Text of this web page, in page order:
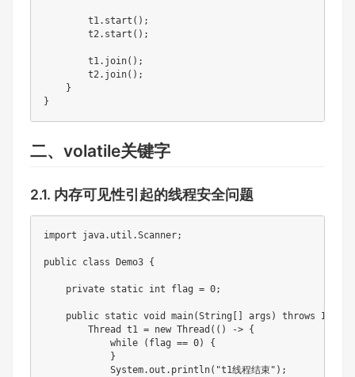
        t1.start();
        t2.start();
        t1.join();
        t2.join();
    }
}
二、volatile关键字
2.1. 内存可见性引起的线程安全问题
import java.util.Scanner;
public class Demo3 {
    private static int flag = 0;
public static void main(String[] args) throws
        Thread t1 = new Thread(() -> {
            while (flag == 0) {
            }
            System.out.println("t1线程结束");